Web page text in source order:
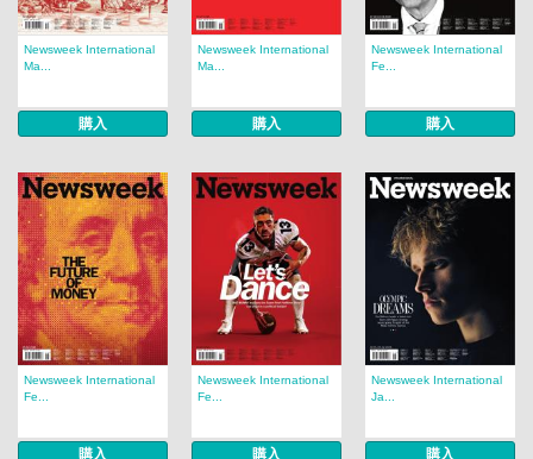
Newsweek International
Ma...
購入
Newsweek International
Ma...
購入
Newsweek International
Fe...
購入
Newsweek International
Fe...
購入
Newsweek International
Fe...
購入
Newsweek International
Ja...
購入